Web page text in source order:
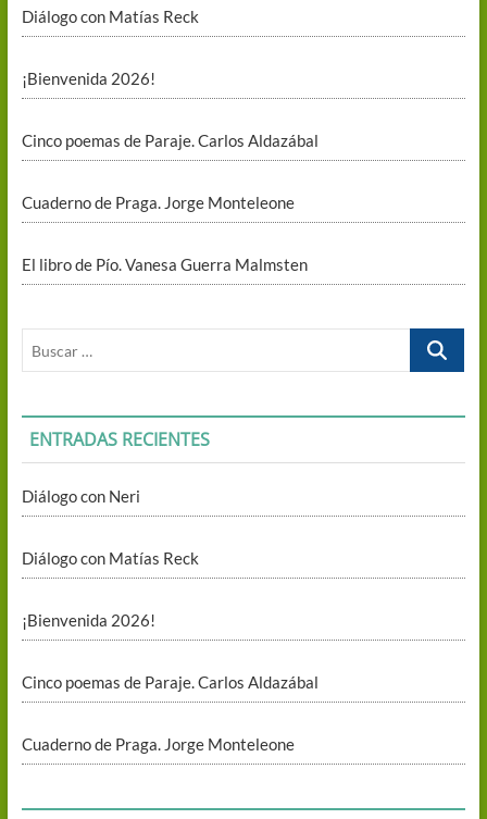
Diálogo con Matías Reck
¡Bienvenida 2026!
Cinco poemas de Paraje. Carlos Aldazábal
Cuaderno de Praga. Jorge Monteleone
El libro de Pío. Vanesa Guerra Malmsten
Buscar
ENTRADAS RECIENTES
Diálogo con Neri
Diálogo con Matías Reck
¡Bienvenida 2026!
Cinco poemas de Paraje. Carlos Aldazábal
Cuaderno de Praga. Jorge Monteleone